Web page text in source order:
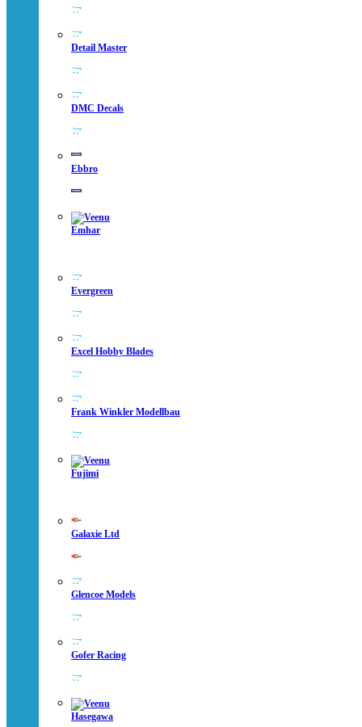
Detail Master
DMC Decals
Ebbro
Emhar
Evergreen
Excel Hobby Blades
Frank Winkler Modellbau
Fujimi
Galaxie Ltd
Glencoe Models
Gofer Racing
Hasegawa